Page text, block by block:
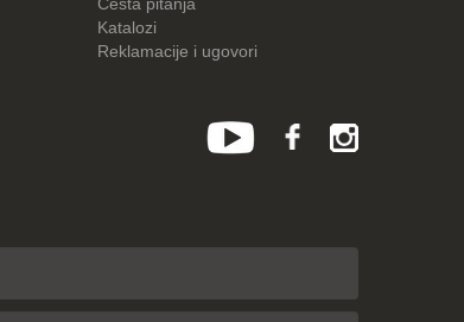
Katalozi
Reklamacije i ugovori